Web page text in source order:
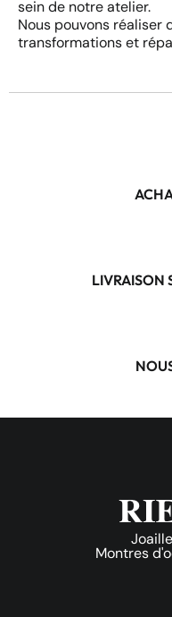
sein de notre atelier.
Nous pouvons réaliser
transformations et
LIVRAISON
Montres